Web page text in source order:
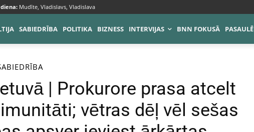
Mudīte, Vladislavs, Vladislava
SABIEDRĪBA POLITIKA BIZNESS INTERVIJAS BNN FOKUSĀ PASAULĒ
| Prokurore prasa atcelt
vētras dēļ vēl sešas